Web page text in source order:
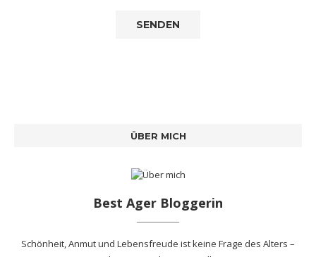
ÜBER MICH
Best Ager Bloggerin
Schönheit, Anmut und Lebensfreude ist keine Frage des Alters –